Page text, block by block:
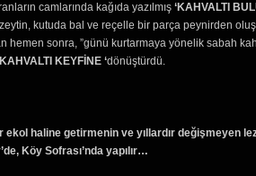
camlarında kağıda yazılmış ‘KAHVALTI
kutuda bal ve reçelle bir parça peynirden
hemen sonra, ”günü kurtarmaya yönelik sabah
KEYFİNE ‘dönüştürdü.
ekol haline getirmenin ve yıllardır değişmeyen
Köy Sofrası’nda yapılır…